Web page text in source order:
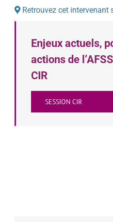
Retrouvez cet intervenant
Enjeux actuels,
actions de
CIR
SESSION CIR